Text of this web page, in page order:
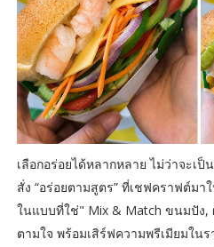
เลือกอร่อยได้หลากหลาย ไม่ว่าจะเ
สั่ง “อร่อยตามสูตร” ที่เชฟคราฟต์ม
ในแบบที่ใช่" Mix & Match ขนมปัง,
ตามใจ พร้อมเสิร์ฟความพรีเมียมใน